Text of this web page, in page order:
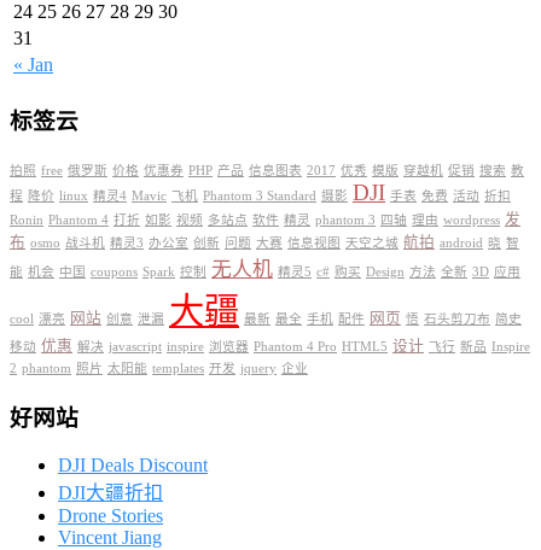
« Jan
24 25 26 27 28 29 30
31
标签云
拍照 free 俄罗斯 价格 优惠券 PHP 产品 信息图表 2017 优秀 模版 穿越机 促销 搜索 教
程
降价 linux 精灵4 Mavic 飞机 Phantom 3 Standard 摄影 DJI 手表 免费 活动 折扣
Ronin Phantom 4 打折 如影 视频 多站点 软件 精灵 phantom 3 四轴 理由 wordpress 发
布 osmo 战斗机 精灵3 办公室 创新 问题 大赛 信息视图 天空之城 航拍 android 晓 智
能 机会 中国 coupons Spark 控制 无人机 精灵5 c# 购买 Design 方法 全新 3D 应用
cool 漂亮 网站 创意 泄漏 大疆 最新 最全 手机 配件 网页 悟 石头剪刀布 简史
移动 优惠 解决 javascript inspire 浏览器 Phantom 4 Pro HTML5 设计 飞行 新品 Inspire
2 phantom 照片 太阳能 templates 开发 jquery 企业
好网站
DJI Deals Discount
DJI大疆折扣
Drone Stories
Vincent Jiang